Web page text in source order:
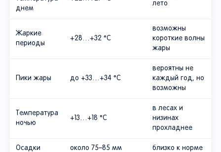
днем
лето
Жаркие
периоды
+28…+32 °C
возможны
короткие волны
жары
Пики жары до +33…+34 °C
вероятны не
каждый год, но
возможны
Температура
ночью
+13…+18 °C
в лесах и
низинах
прохладнее
Осадки около 75–85 мм близко к норме